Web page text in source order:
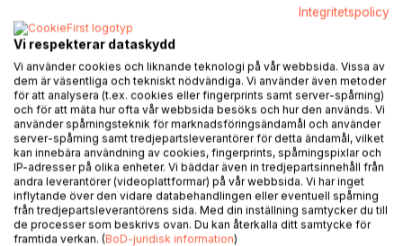
En klok indian säger att alla varelser som är djur på planeten
jorden lever under samma tak, de är nakna inför sanningen.
Jämför det med de Olympiska Spelen där där män tävlade
nakna, men idag är alla idrottsmän och idrottskvinnor är
påklädda.
Det är den här förbannade civilisationen som är skulden till
allt. Att det är att betrakta det som den jordnära och enkla i
varje liv och varelse. Men det farligaste djuret är den som
bär kläder och är civiliserad nog för att veta bättre.
Detta djur är mänskligt, och är ett däggdjur.
Integritetspolicy
Vi respekterar dataskydd
Vi använder cookies och liknande teknologi på vår webbsida. Vissa av
dem är väsentliga och tekniskt nödvändiga. Vi använder även metoder
för att analysera (t.ex. cookies eller fingerprints samt server-spårning)
och för att mäta hur ofta vår webbsida besöks och hur den används. Vi
använder spårningsteknik för marknadsföringsändamål och använder
server-spårning samt tredjepartsleverantörer för detta ändamål, vilket
kan innebära användning av cookies, fingerprints, spårningspixlar och
IP-adresser på olika enheter. Vi bäddar även in tredjepartsinnehåll från
andra leverantörer (videoplattformar) på vår webbsida. Vi har inget
inflytande över den vidare databehandlingen eller eventuell spårning
från tredjepartsleverantörens sida. Med din inställning samtycker du till
de processer som beskrivs ovan. Du kan återkalla ditt samtycke för
framtida verkan. (BoD-juridisk information)